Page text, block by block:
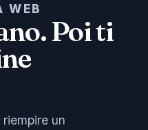
WEB
Poi ti
un